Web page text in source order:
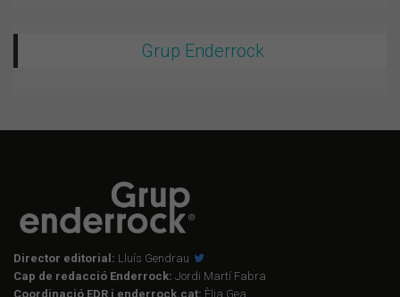
Grup Enderrock
Director editorial: Lluís Gendrau
Cap de redacció Enderrock: Jordi Martí Fabra
Coordinació EDR i enderrock.cat: Èlia Gea